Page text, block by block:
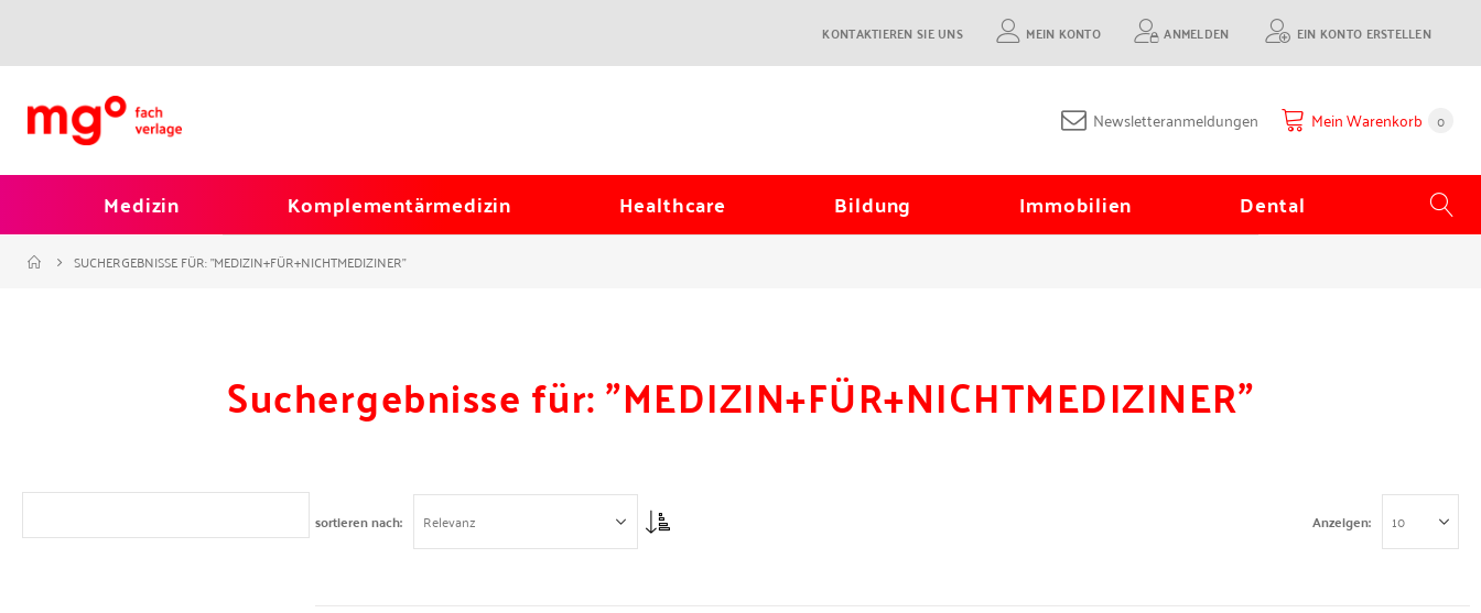
KONTAKTIEREN SIE UNS MEIN KONTO ANMELDEN EIN KONTO ERSTELLEN
Newsletteranmeldungen Mein Warenkorb 0
Medizin Komplementärmedizin Healthcare Bildung Immobilien Dental
SUCHERGEBNISSE FÜR: "MEDIZIN+FÜR+NICHTMEDIZINER"
Suchergebnisse für: "MEDIZIN+FÜR+NICHTMEDIZINER"
sortieren nach Asc Anzeigen